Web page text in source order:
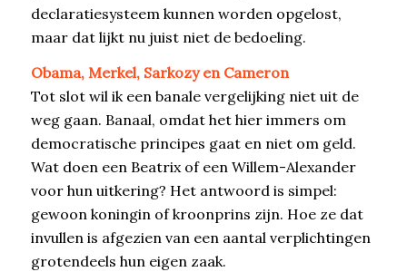
declaratiesysteem kunnen worden opgelost,
maar dat lijkt nu juist niet de bedoeling.
Obama, Merkel, Sarkozy en Cameron
Tot slot wil ik een banale vergelijking niet uit de
weg gaan. Banaal, omdat het hier immers om
democratische principes gaat en niet om geld.
Wat doen een Beatrix of een Willem-Alexander
voor hun uitkering? Het antwoord is simpel:
gewoon koningin of kroonprins zijn. Hoe ze dat
invullen is afgezien van een aantal verplichtingen
grotendeels hun eigen zaak.